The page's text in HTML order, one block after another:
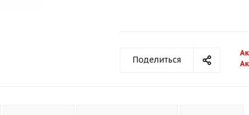
Поделиться